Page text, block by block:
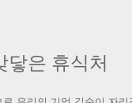
닿은 휴식처